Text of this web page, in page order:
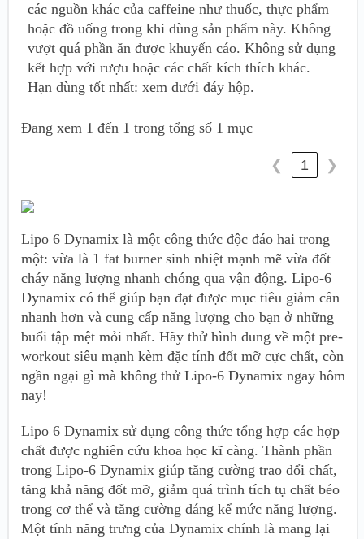
các nguồn khác của caffeine như thuốc, thực phẩm
hoặc đồ uống trong khi dùng sản phẩm này. Không
vượt quá phần ăn được khuyến cáo. Không sử dụng
kết hợp với rượu hoặc các chất kích thích khác.
Hạn dùng tốt nhất: xem dưới đáy hộp.
Đang xem 1 đến 1 trong tổng số 1 mục
❮ 1 ❯
Lipo 6 Dynamix là một công thức độc đáo hai trong
một: vừa là 1 fat burner sinh nhiệt mạnh mẽ vừa đốt
cháy năng lượng nhanh chóng qua vận động. Lipo-6
Dynamix có thể giúp bạn đạt được mục tiêu giảm cân
nhanh hơn và cung cấp năng lượng cho bạn ở những
buổi tập mệt mỏi nhất. Hãy thử hình dung về một pre-
workout siêu mạnh kèm đặc tính đốt mỡ cực chất, còn
ngần ngại gì mà không thử Lipo-6 Dynamix ngay hôm
nay!
Lipo 6 Dynamix sử dụng công thức tổng hợp các hợp
chất được nghiên cứu khoa học kĩ càng. Thành phần
trong Lipo-6 Dynamix giúp tăng cường trao đổi chất,
tăng khả năng đốt mỡ, giảm quá trình tích tụ chất béo
trong cơ thể và tăng cường đáng kể mức năng lượng.
Một tính năng trưng của Dynamix chính là mang lại